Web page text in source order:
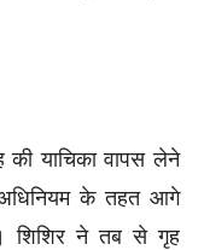
याचिका वापस लेने
अधिनियम के तहत आगे
शिशिर ने तब से गृह